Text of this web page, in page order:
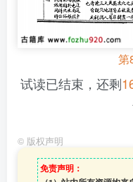
第
试读已结束，还剩
© 版权声明
免责声明：